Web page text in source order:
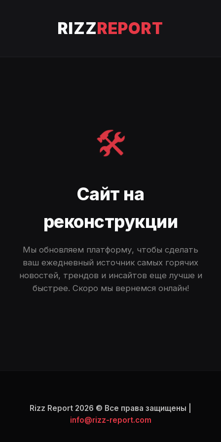
RIZZREPORT
🛠️
Сайт на
реконструкции
Мы обновляем платформу, чтобы сделать
ваш ежедневный источник самых горячих
новостей, трендов и инсайтов еще лучше и
быстрее. Скоро мы вернемся онлайн!
Rizz Report 2026 © Все права защищены |
info@rizz-report.com